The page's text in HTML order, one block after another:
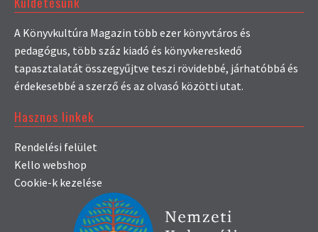
A Könyvkultúra Magazin több ezer könyvtáros és
pedagógus, több száz kiadó és könyvkereskedő
tapasztalatát összegyűjtve teszi rövidebbé, járhatóbbá és
érdekesebbé a szerző és az olvasó közötti utat.
Hasznos linkek
Rendelési felület
Kello webshop
Cookie-k kezelése